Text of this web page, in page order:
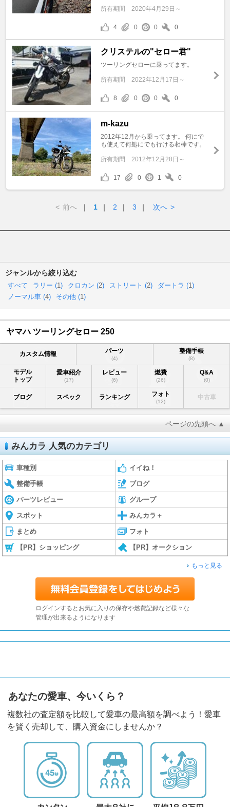
所有期間 2020年4月29日～
4 0 0 0
クリステルの"セロー君"
ツーリングセローに乗ってます。
所有期間 2022年12月17日～
8 0 0 0
m-kazu
2012年12月から乗ってます。 何にで
も使えて何処にでも行ける相棒です。
所有期間 2012年12月28日～
17 0 1 0
< 前へ ｜ 1 ｜ 2 ｜ 3 ｜ 次へ >
ジャンルから絞り込む
すべて ラリー (1 ) クロカン (2) ストリート (2) ダートラ (1 )
ノーマル車 (4) その他 (1 )
ヤマハ ツーリングセロー 250
カスタム情報 パーツ
(4)
整備手帳
(8)
モデル
トップ
愛車紹介
(17)
レビュー
(6)
燃費
(26)
Q&A
(0)
ブログ スペック ランキング フォト
(12)
中古車
ページの先頭へ ▲
みんカラ 人気のカテゴリ
車種別 イイね！
整備手帳 ブログ
パーツレビュー グループ
スポット みんカラ＋
まとめ フォト
【PR】ショッピング 【PR】オークション
もっと見る
ログインするとお気に入りの保存や燃費記録など様々な
管理が出来るようになります
あなたの愛車、今いくら？
複数社の査定額を比較して愛車の最高額を調べよう！愛車
を賢く売却して、購入資金にしませんか？